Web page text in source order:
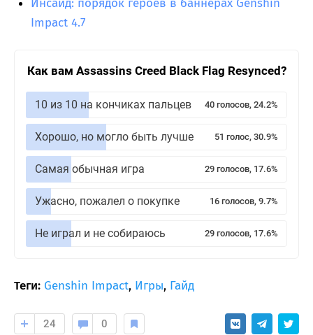
Инсайд: порядок героев в баннерах Genshin
Impact 4.7
Как вам Assassins Creed Black Flag Resynced?
10 из 10 на кончиках пальцев 40 голосов, 24.2%
Хорошо, но могло быть лучше 51 голос, 30.9%
Самая обычная игра 29 голосов, 17.6%
Ужасно, пожалел о покупке 16 голосов, 9.7%
Не играл и не собираюсь 29 голосов, 17.6%
Теги: Genshin Impact, Игры, Гайд
24 0